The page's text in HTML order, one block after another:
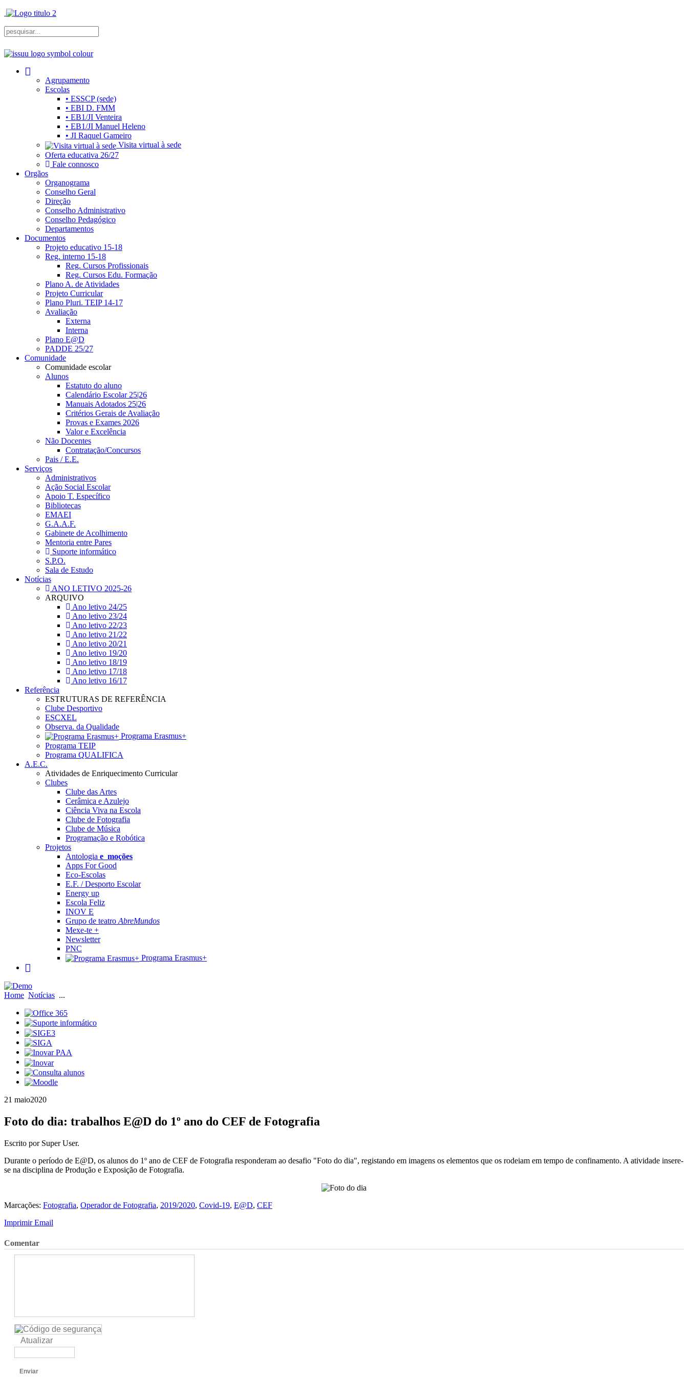
Agrupamento
Escolas
• ESSCP (sede)
• EBI D. FMM
• EB1/JI Venteira
• EB1/JI Manuel Heleno
• JI Raquel Gameiro
Visita virtual à sede
Oferta educativa 26/27
Fale connosco
Orgãos
Organograma
Conselho Geral
Direção
Conselho Administrativo
Conselho Pedagógico
Departamentos
Documentos
Projeto educativo 15-18
Reg. interno 15-18
Reg. Cursos Profissionais
Reg. Cursos Edu. Formação
Plano A. de Atividades
Projeto Curricular
Plano Pluri. TEIP 14-17
Avaliação
Externa
Interna
Plano E@D
PADDE 25/27
Comunidade
Comunidade escolar
Alunos
Estatuto do aluno
Calendário Escolar 25|26
Manuais Adotados 25|26
Critérios Gerais de Avaliação
Provas e Exames 2026
Valor e Excelência
Não Docentes
Contratação/Concursos
Pais / E.E.
Serviços
Administrativos
Ação Social Escolar
Apoio T. Específico
Bibliotecas
EMAEI
G.A.A.F.
Gabinete de Acolhimento
Mentoria entre Pares
Suporte informático
S.P.O.
Sala de Estudo
Notícias
ANO LETIVO 2025-26
ARQUIVO
Ano letivo 24/25
Ano letivo 23/24
Ano letivo 22/23
Ano letivo 21/22
Ano letivo 20/21
Ano letivo 19/20
Ano letivo 18/19
Ano letivo 17/18
Ano letivo 16/17
Referência
ESTRUTURAS DE REFERÊNCIA
Clube Desportivo
ESCXEL
Observa. da Qualidade
Programa Erasmus+
Programa TEIP
Programa QUALIFICA
A.E.C.
Atividades de Enriquecimento Curricular
Clubes
Clube das Artes
Cerâmica e Azulejo
Ciência Viva na Escola
Clube de Fotografia
Clube de Música
Programação e Robótica
Projetos
Antologia e_moções
Apps For Good
Eco-Escolas
E.F. / Desporto Escolar
Energy up
Escola Feliz
INOV E
Grupo de teatro AbreMundos
Mexe-te +
Newsletter
PNC
Programa Erasmus+
Home Notícias ...
21 maio2020
Foto do dia: trabalhos E@D do 1º ano do CEF de Fotografia
Escrito por Super User.
Durante o período de E@D, os alunos do 1º ano de CEF de Fotografia responderam ao desafio "Foto do dia", registando em imagens os elementos que os rodeiam em tempo de confinamento. A atividade insere-
se na disciplina de Produção e Exposição de Fotografia.
Marcações: Fotografia, Operador de Fotografia, 2019/2020, Covid-19, E@D, CEF
ImprimirEmail
Comentar
Atualizar
Enviar